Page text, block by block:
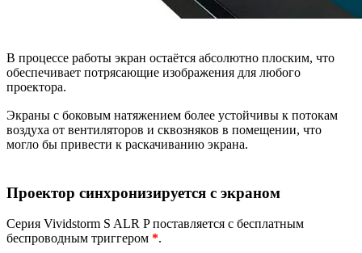
В процессе работы экран остаётся абсолютно плоским, что
обеспечивает потрясающие изображения для любого
проектора.
Экраны с боковым натяжением более устойчивы к потокам
воздуха от вентиляторов и сквозняков в помещении, что
могло бы привести к раскачиванию экрана.
Проектор синхронизируется с экраном
Серия Vividstorm S ALR P поставляется с бесплатным
беспроводным триггером *.